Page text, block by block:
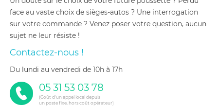
face au vaste choix de sièges-autos ? Une interrogation
sur votre commande ? Venez poser votre question, aucun
sujet ne leur résiste !
Contactez-nous !
du lundi au vendredi de 10h à 17h
05 31 53 03 78
(Coût d'un appel local depuis
un poste fixe, hors coût opérateur)